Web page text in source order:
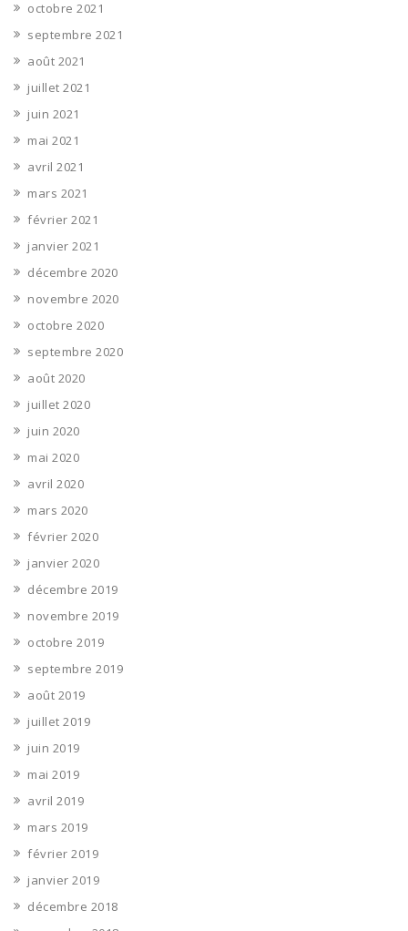
octobre 2021
septembre 2021
août 2021
juillet 2021
juin 2021
mai 2021
avril 2021
mars 2021
février 2021
janvier 2021
décembre 2020
novembre 2020
octobre 2020
septembre 2020
août 2020
juillet 2020
juin 2020
mai 2020
avril 2020
mars 2020
février 2020
janvier 2020
décembre 2019
novembre 2019
octobre 2019
septembre 2019
août 2019
juillet 2019
juin 2019
mai 2019
avril 2019
mars 2019
février 2019
janvier 2019
décembre 2018